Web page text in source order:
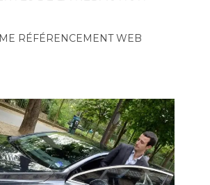
RÉFÉRENCEMENT WEB